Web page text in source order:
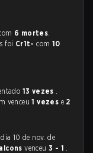
6 mortes.
foi Cr1t- com 10
13 vezes .
venceu1 vezes e 2
10 de nov. de
venceu3 - 1 .